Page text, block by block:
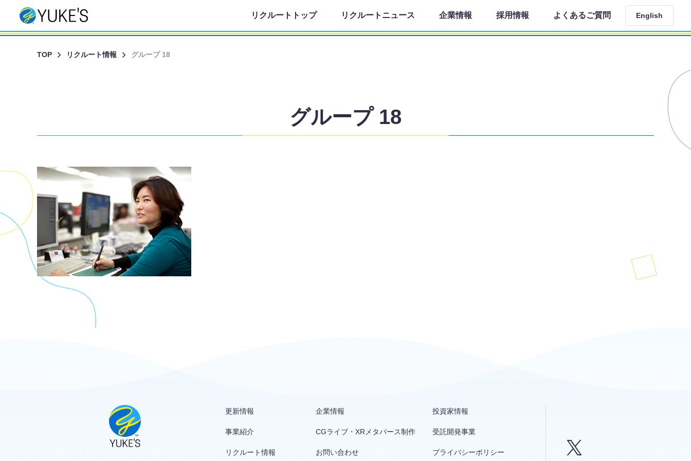
リクルートトップ リクルートニュース 企業情報 採用情報 よくあるご質問 English
TOP リクルート情報 グループ 18
グループ 18
更新情報 企業情報 投資家情報
事業紹介 CGライブ・XRメタバース制作 受託開発事業
リクルート情報 お問い合わせ プライバシーポリシー